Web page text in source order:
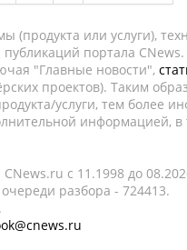
или услуги),
портала
"Главные новости",
проектов). Таким
услуги, тем более
информацией,
c 11.1998 до
разбора - 724413.